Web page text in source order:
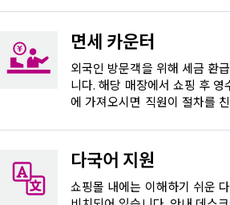
이온몰 소개
면세 카운터
외국인 방문객을 위해 세금 환
니다. 해당 매장에서 쇼핑 후
에 가져오시면 직원이 절차를
다국어 지원
쇼핑몰 내에는 이해하기 쉬운